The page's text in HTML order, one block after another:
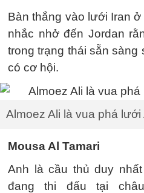
Bàn thắng vào lưới Iran
nhắc nhở đến Jordan
trong trạng thái sẵn sàng
có cơ hội.
Almoez Ali là vua phá
Mousa Al Tamari
Anh là cầu thủ duy
đang thi đấu tại